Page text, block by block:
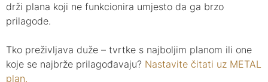
drži plana koji ne funkcionira umjesto da ga brzo
prilagode.
Tko preživljava duže – tvrtke s najboljim planom ili one
koje se najbrže prilagođavaju? Nastavite čitati uz METAL
plan.